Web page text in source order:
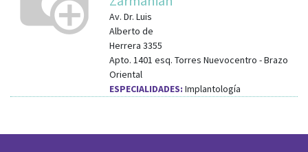
Av. Dr. Luis
Alberto de
Herrera 3355
Apto. 1401 esq. Torres Nuevocentro -Brazo
Oriental
ESPECIALIDADES: Implantología